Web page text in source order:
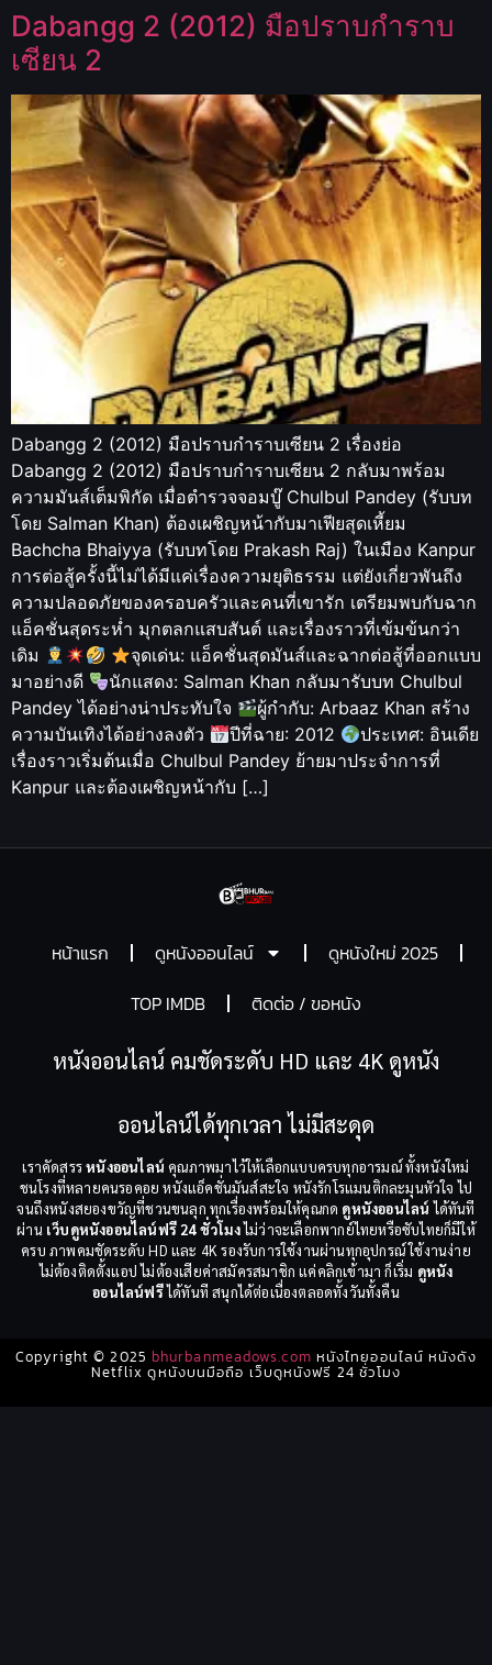
Dabangg 2 (2012) มือปราบกำราบ
เซียน 2
Dabangg 2 (2012) มือปราบกำราบเซียน 2 เรื่องย่อ
Dabangg 2 (2012) มือปราบกำราบเซียน 2 กลับมาพร้อม
ความมันส์เต็มพิกัด เมื่อตำรวจจอมบู๊ Chulbul Pandey (รับบท
โดย Salman Khan) ต้องเผชิญหน้ากับมาเฟียสุดเหี้ยม
Bachcha Bhaiyya (รับบทโดย Prakash Raj) ในเมือง Kanpur
การต่อสู้ครั้งนี้ไม่ได้มีแค่เรื่องความยุติธรรม แต่ยังเกี่ยวพันถึง
ความปลอดภัยของครอบครัวและคนที่เขารัก เตรียมพบกับฉาก
แอ็คชั่นสุดระห่ำ มุกตลกแสบสันต์ และเรื่องราวที่เข้มข้นกว่า
เดิม
จุดเด่น: แอ็คชั่นสุดมันส์และฉากต่อสู้ที่ออกแบบ
มาอย่างดี
นักแสดง: Salman Khan กลับมารับบท Chulbul
Pandey ได้อย่างน่าประทับใจ
ผู้กำกับ: Arbaaz Khan สร้าง
ความบันเทิงได้อย่างลงตัว
ปีที่ฉาย: 2012
ประเทศ: อินเดีย
เรื่องราวเริ่มต้นเมื่อ Chulbul Pandey ย้ายมาประจำการที่
Kanpur และต้องเผชิญหน้ากับ […]
หน้าแรก ดูหนังออนไลน์
ดูหนังใหม่ 2025
TOP IMDB
ติดต่อ / ขอหนัง
หนังออนไลน์ คมชัดระดับ HD และ 4K ดูหนัง
ออนไลน์ได้ทุกเวลา ไม่มีสะดุด
เราคัดสรรหนังออนไลน์ คุณภาพมาไว้ให้เลือกแบบครบทุกอารมณ์ ทั้งหนังใหม่
ชนโรงที่หลายคนรอคอย หนังแอ็คชั่นมันส์สะใจ หนังรักโรแมนติกละมุนหัวใจ ไป
จนถึงหนังสยองขวัญที่ชวนขนลุก ทุกเรื่องพร้อมให้คุณกด ดูหนังออนไลน์ ได้ทันที
ผ่าน เว็บดูหนังออนไลน์ฟรี 24 ชั่วโมงไม่ว่าจะเลือกพากย์ไทยหรือซับไทยก็มีให้
ครบ ภาพคมชัดระดับ HD และ 4K รองรับการใช้งานผ่านทุกอุปกรณ์ ใช้งานง่าย
ไม่ต้องติดตั้งแอป ไม่ต้องเสียค่าสมัครสมาชิก แค่คลิกเข้ามา ก็เริ่ม ดูหนัง
ออนไลน์ฟรีได้ทันที สนุกได้ต่อเนื่องตลอดทั้งวันทั้งคืน
Copyright © 2025 bhurbanmeadows.com หนังไทยออนไลน์ หนังดัง
Netflix ดูหนังบนมือถือ เว็บดูหนังฟรี 24 ชั่วโมง